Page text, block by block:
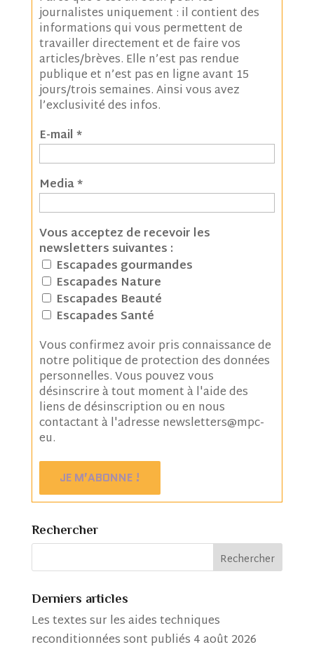
journalistes uniquement : il contient des
informations qui vous permettent de
travailler directement et de faire vos
articles/brèves. Elle n’est pas rendue
publique et n’est pas en ligne avant 15
jours/trois semaines. Ainsi vous avez
l’exclusivité des infos.
E-mail *
Media*
Vous acceptez de recevoir les
newsletters suivantes :
Escapades gourmandes
Escapades Nature
Escapades Beauté
Escapades Santé
Vous confirmez avoir pris connaissance de
notre politique de protection des données
personnelles. Vous pouvez vous
désinscrire à tout moment à l'aide des
liens de désinscription ou en nous
contactant à l'adresse newsletters@mpc-
eu.
Rechercher
Derniers articles
Les textes sur les aides techniques
reconditionnées sont publiés 4 août 2026